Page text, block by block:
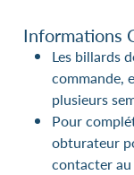
Informations
Les billards
commande,
plusieurs
Pour
obturateur
contacter